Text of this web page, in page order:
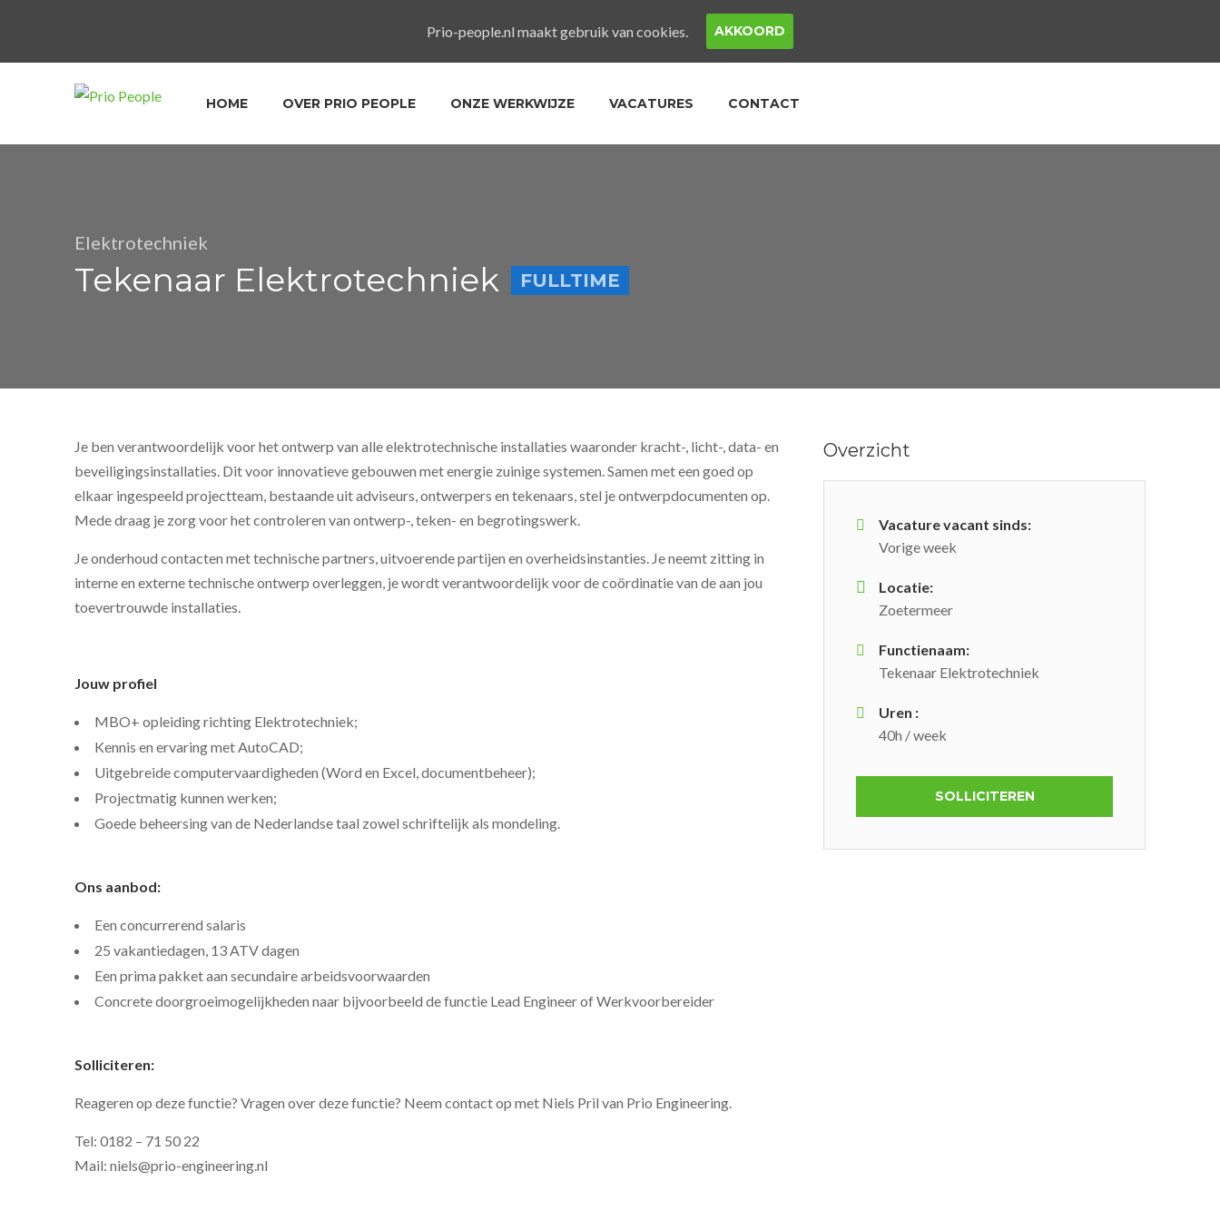
HOME OVER PRIO PEOPLE ONZE WERKWIJZE VACATURES CONTACT
Elektrotechniek
Tekenaar Elektrotechniek FULLTIME
Je ben verantwoordelijk voor het ontwerp van alle elektrotechnische installaties waaronder kracht-, licht-, data- en
beveiligingsinstallaties. Dit voor innovatieve gebouwen met energie zuinige systemen. Samen met een goed op
elkaar ingespeeld projectteam, bestaande uit adviseurs, ontwerpers en tekenaars, stel je ontwerpdocumenten op.
Mede draag je zorg voor het controleren van ontwerp-, teken- en begrotingswerk.
Je onderhoud contacten met technische partners, uitvoerende partijen en overheidsinstanties. Je neemt zitting in
interne en externe technische ontwerp overleggen, je wordt verantwoordelijk voor de coördinatie van de aan jou
toevertrouwde installaties.
Jouw profiel
MBO+ opleiding richting Elektrotechniek;
Kennis en ervaring met AutoCAD;
Uitgebreide computervaardigheden (Word en Excel, documentbeheer);
Projectmatig kunnen werken;
Goede beheersing van de Nederlandse taal zowel schriftelijk als mondeling.
Ons aanbod:
Een concurrerend salaris
25 vakantiedagen, 13 ATV dagen
Een prima pakket aan secundaire arbeidsvoorwaarden
Concrete doorgroeimogelijkheden naar bijvoorbeeld de functie Lead Engineer of Werkvoorbereider
Solliciteren:
Reageren op deze functie? Vragen over deze functie? Neem contact op met Niels Pril van Prio Engineering.
Tel: 0182 – 71 50 22
Mail: niels@prio-engineering.nl
Overzicht
Vacature vacant sinds:
Vorige week
Locatie:
Zoetermeer
Functienaam:
Tekenaar Elektrotechniek
Uren :
40h / week
SOLLICITEREN
Prio-people.nl maakt gebruik van cookies. AKKOORD